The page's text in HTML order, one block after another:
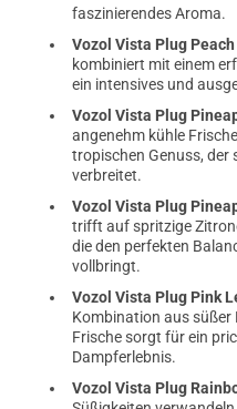
faszinierendes Aroma.
Vozol Vista Plug Peach
kombiniert mit einem
ein intensives und
Vozol Vista Plug
angenehm kühle
tropischen Genuss,
verbreitet.
Vozol Vista Plug
trifft auf spritzige
die den perfekten
vollbringt.
Vozol Vista Plug Pink
Kombination aus
Frische sorgt für ein
Dampferlebnis.
Vozol Vista Plug